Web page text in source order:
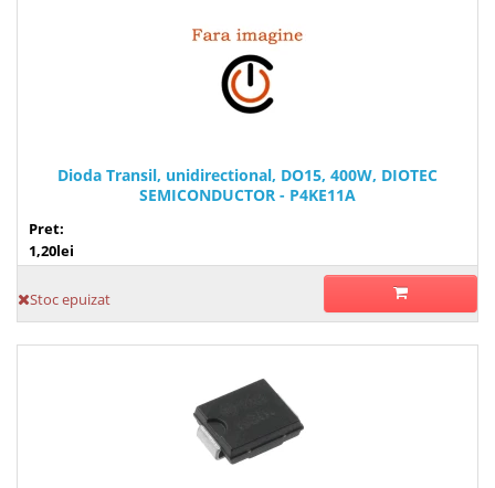
Dioda Transil, unidirectional, DO15, 400W, DIOTEC
SEMICONDUCTOR - P4KE11A
Pret:
1,20lei
Stoc epuizat